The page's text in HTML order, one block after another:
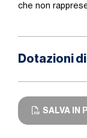
che non
Dotazioni
SALVA IN